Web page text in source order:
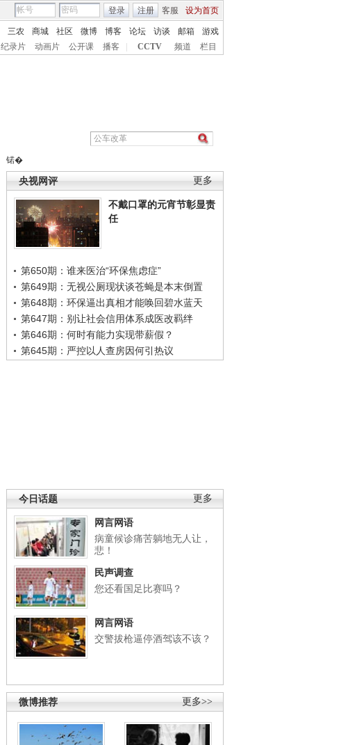
客服 设为首页
登录 注册
三农 商城 社区 微博 博客 论坛 访谈 邮箱
游戏
纪录片 动画片 公开课 播客 CCTV 频道 栏目
锘�
更多
央视网评
不戴口罩的元宵节彰显责
任
第650期：谁来医治“环保焦虑症”
第649期：无视公厕现状谈苍蝇是本末倒置
第648期：环保逼出真相才能唤回碧水蓝天
第647期：别让社会信用体系成医改羁绊
第646期：何时有能力实现带薪假？
第645期：严控以人查房因何引热议
更多
今日话题
网言网语
病童候诊痛苦躺地无人让，
悲！
民声调查
您还看国足比赛吗？
网言网语
交警拔枪逼停酒驾该不该？
更多>>
微博推荐